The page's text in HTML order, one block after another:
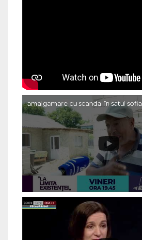
amalgamare cu scandal în satul sofia